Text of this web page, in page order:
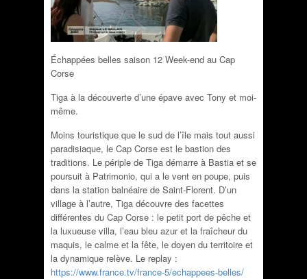
Échappées belles saison 12 Week-end au Cap
Corse
Tiga à la découverte d’une épave avec Tony et moi-
même.
Moins touristique que le sud de l’île mais tout aussi
paradisiaque, le Cap Corse est le bastion des
traditions. Le périple de Tiga démarre à Bastia et se
poursuit à Patrimonio, qui a le vent en poupe, puis
dans la station balnéaire de Saint-Florent. D’un
village à l’autre, Tiga découvre des facettes
différentes du Cap Corse : le petit port de pêche et
la luxueuse villa, l’eau bleu azur et la fraîcheur du
maquis, le calme et la fête, le doyen du territoire et
la dynamique relève. Le replay :
https://www.france.tv/france-5/echappees-belles/